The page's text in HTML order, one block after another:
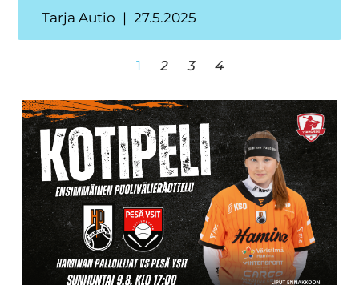
Tarja Autio 27.5.2025
1 2 3 4